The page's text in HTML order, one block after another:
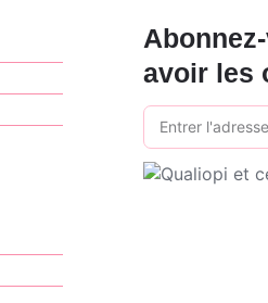
avoir les